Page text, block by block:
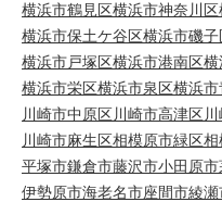
横浜市鶴見区横浜市神奈川区
横浜市保土ケ谷区横浜市磯子
横浜市戸塚区横浜市港南区横
横浜市栄区横浜市泉区横浜
川崎市中原区川崎市高津区
川崎市麻生区相模原市緑区相
平塚市鎌倉市藤沢市小田原市
伊勢原市海老名市座間市綾瀬